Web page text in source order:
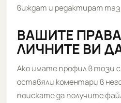
виждат и редактират
ВАШИТЕ
ЛИЧНИТЕ ВИ
Ако имате профил в този
оставяли коментари в
поискате да получите